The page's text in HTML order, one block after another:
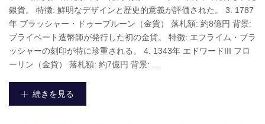
銀貨。 特徴: 鮮明なデザインと歴史的意義が評価された。 3. 1787
年 ブラッシャー・ドゥーブルーン（金貨） 落札額: 約8億円 背景:
プライベート造幣師が発行した初の金貨。 特徴: エフライム・ブラ
ッシャーの刻印が特に珍重される。 4. 1343年 エドワードIII フロ
ーリン（金貨） 落札額: 約7億円 背景: ...
続きを見る